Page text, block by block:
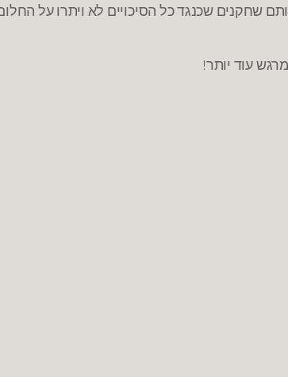
שחקנים שכנגד כל הסיכויים לא ויתרו על